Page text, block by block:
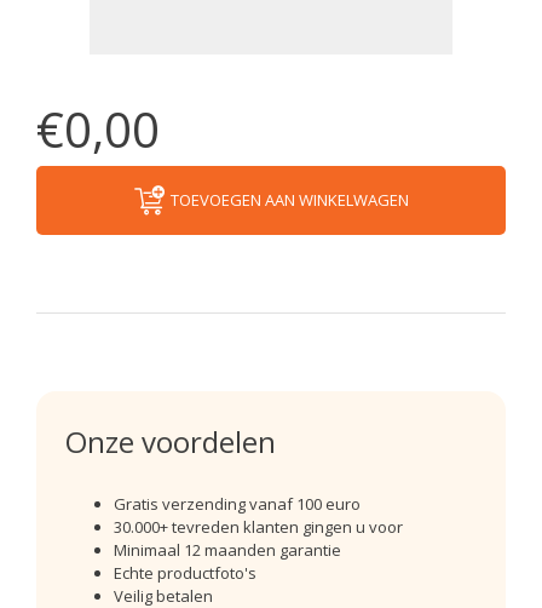
€0,00
TOEVOEGEN AAN WINKELWAGEN
Onze voordelen
Gratis verzending vanaf 100 euro
30.000+ tevreden klanten gingen u voor
Minimaal 12 maanden garantie
Echte productfoto's
Veilig betalen